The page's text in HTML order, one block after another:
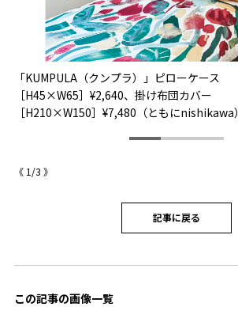
「KUMPULA（クンプラ）」ピローケース
［H45×W65］¥2,640、掛け布団カバー
［H210×W150］¥7,480（ともにnishikawa）
《 1 /3 》
記事に戻る
この記事の画像一覧